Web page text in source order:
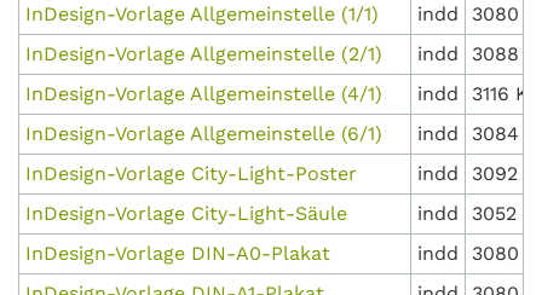
InDesign-Vorlage Allgemeinstelle (1/1)
indd
3080
InDesign-Vorlage Allgemeinstelle (2/1)
indd
3088
InDesign-Vorlage Allgemeinstelle (4/1)
indd
3116 KB
InDesign-Vorlage Allgemeinstelle (6/1)
indd
3084
InDesign-Vorlage City-Light-Poster
indd
3092
InDesign-Vorlage City-Light-Säule
indd
3052
InDesign-Vorlage DIN-A0-Plakat
indd
3080